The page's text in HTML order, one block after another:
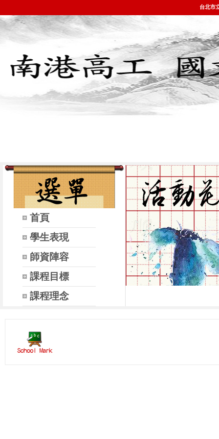
台北市
首頁
學生表現
師資陣容
課程目標
課程理念